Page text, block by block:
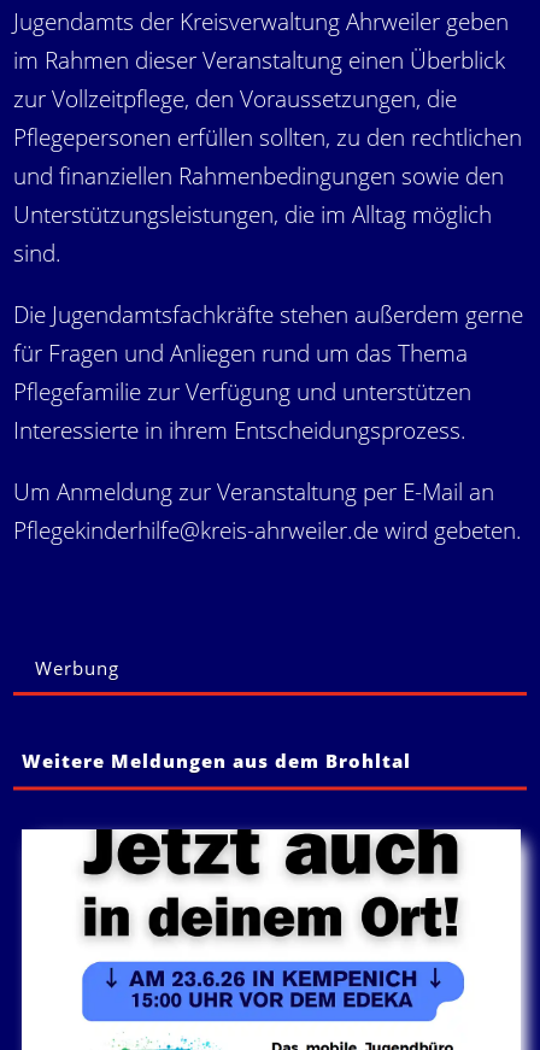
Jugendamts der Kreisverwaltung Ahrweiler geben
im Rahmen dieser Veranstaltung einen Überblick
zur Vollzeitpflege, den Voraussetzungen, die
Pflegepersonen erfüllen sollten, zu den rechtlichen
und finanziellen Rahmenbedingungen sowie den
Unterstützungsleistungen, die im Alltag möglich
sind.
Die Jugendamtsfachkräfte stehen außerdem gerne
für Fragen und Anliegen rund um das Thema
Pflegefamilie zur Verfügung und unterstützen
Interessierte in ihrem Entscheidungsprozess.
Um Anmeldung zur Veranstaltung per E-Mail an
Pflegekinderhilfe@kreis-ahrweiler.dewird gebeten.
Werbung
Weitere Meldungen aus dem Brohltal